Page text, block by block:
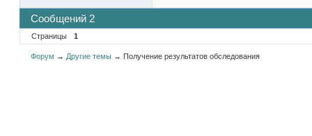
Сообщений 2
Страницы 1
Форум → Другие темы → Получение результатов обследования